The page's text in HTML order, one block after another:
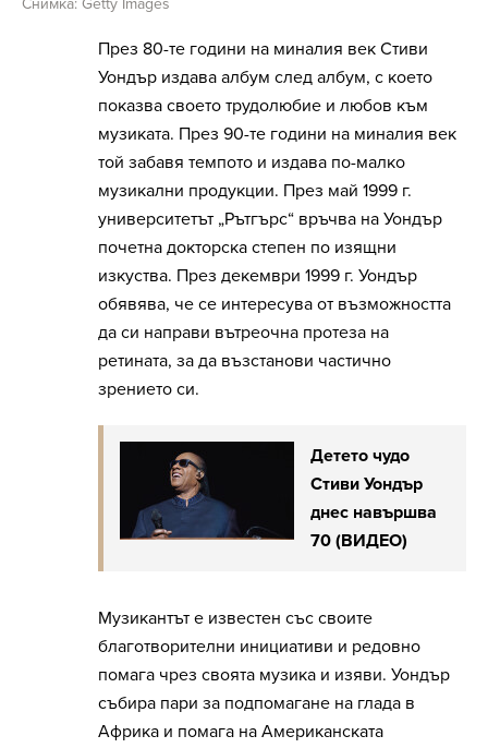
Снимка: Getty Images
През 80-те години на миналия век Стиви
Уондър издава албум след албум, с което
показва своето трудолюбие и любов към
музиката. През 90-те години на миналия век
той забавя темпото и издава по-малко
музикални продукции. През май 1999 г.
университетът „Рътгърс“ връчва на Уондър
почетна докторска степен по изящни
изкуства. През декември 1999 г. Уондър
обявява, че се интересува от възможността
да си направи вътреочна протеза на
ретината, за да възстанови частично
зрението си.
Детето чудо
Стиви Уондър
днес навършва
70 (ВИДЕО)
Музикантът е известен със своите
благотворителни инициативи и редовно
помага чрез своята музика и изяви. Уондър
събира пари за подпомагане на глада в
Африка и помага на Американската